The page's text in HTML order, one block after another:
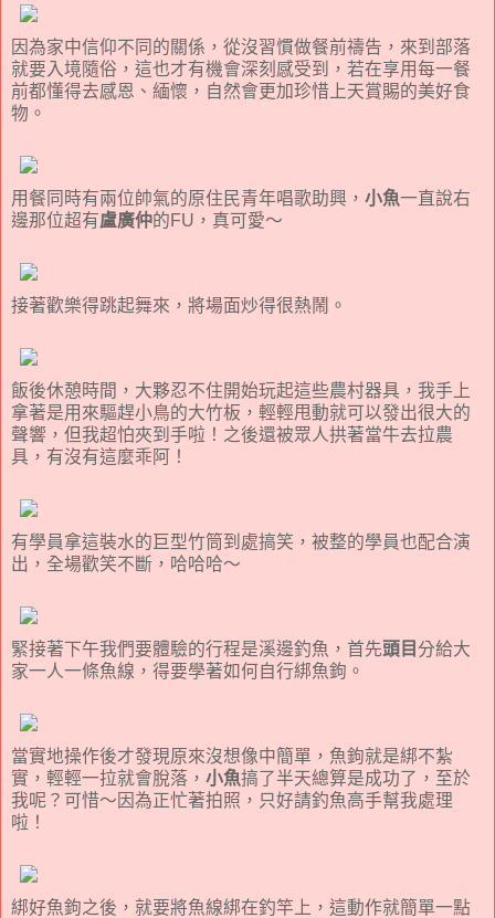
因為家中信仰不同的關係，從沒習慣做餐前禱告，來到部落
就要入境隨俗，這也才有機會深刻感受到，若在享用每一餐
前都懂得去感恩、緬懷，自然會更加珍惜上天賞賜的美好食
物。
用餐同時有兩位帥氣的原住民青年唱歌助興， 小魚一直說右
邊那位超有盧廣仲的FU，真可愛～
接著歡樂得跳起舞來，將場面炒得很熱鬧。
飯後休憩時間，大夥忍不住開始玩起這些農村器具，我手上
拿著是用來驅趕小鳥的大竹板，輕輕甩動就可以發出很大的
聲響，但我超怕夾到手啦！之後還被眾人拱著當牛去拉農
具，有沒有這麼乖阿！
有學員拿這裝水的巨型竹筒到處搞笑，被整的學員也配合演
出，全場歡笑不斷，哈哈哈～
緊接著下午我們要體驗的行程是溪邊釣魚，首先頭目 分給大
家一人一條魚線，得要學著如何自行綁魚鉤。
當實地操作後才發現原來沒想像中簡單，魚鉤就是綁不紮
實，輕輕一拉就會脫落， 小魚搞了半天總算是成功了，至於
我呢？可惜～因為正忙著拍照，只好請釣魚高手幫我處理
啦！
綁好魚鉤之後，就要將魚線綁在釣竿上，這動作就簡單一點